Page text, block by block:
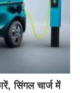
सिंगल चार्ज में